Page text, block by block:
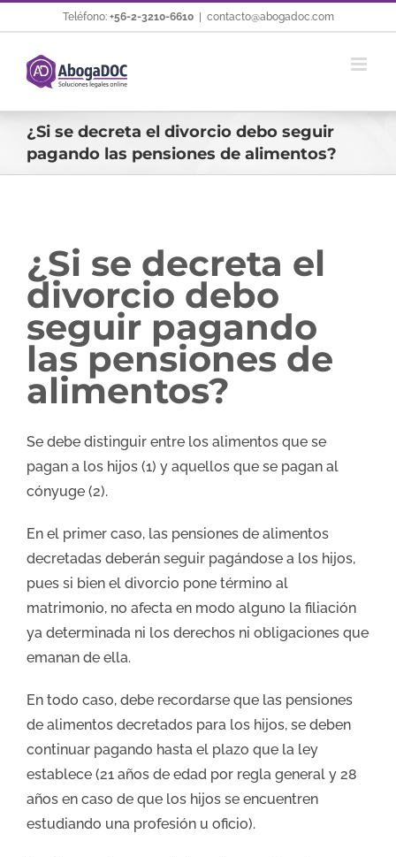
al
contenido
Teléfono: +56-2-3210-6610 contacto@abogadoc.com
¿Si se decreta el divorcio debo seguir
pagando las pensiones de alimentos?
¿Si se decreta el
divorcio debo
seguir pagando
las pensiones de
alimentos?
Se debe distinguir entre los alimentos que se
pagan a los hijos (1) y aquellos que se pagan al
cónyuge (2).
En el primer caso, las pensiones de alimentos
decretadas deberán seguir pagándose a los hijos,
pues si bien el divorcio pone término al
matrimonio, no afecta en modo alguno la filiación
ya determinada ni los derechos ni obligaciones que
emanan de ella.
En todo caso, debe recordarse que las pensiones
de alimentos decretados para los hijos, se deben
continuar pagando hasta el plazo que la ley
establece (21 años de edad por regla general y 28
años en caso de que los hijos se encuentren
estudiando una profesión u oficio).